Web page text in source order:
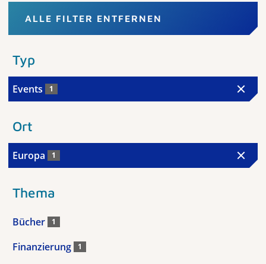
ALLE FILTER ENTFERNEN
Typ
Events 1
Ort
Europa 1
Thema
Bücher 1
Finanzierung 1